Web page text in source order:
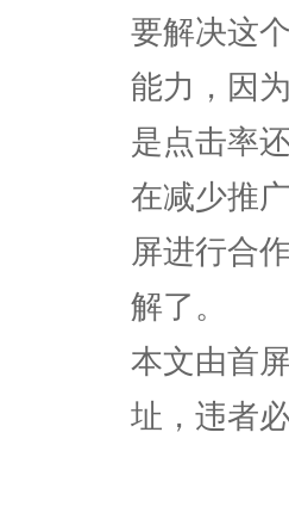
要解决这
能力，因
是点击率
在减少推
屏进行合
解了。
本文由首
址，违者必